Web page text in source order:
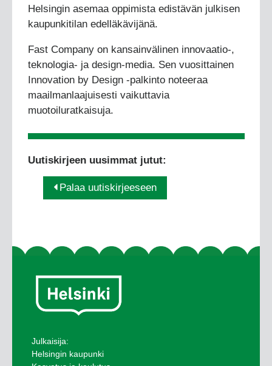
Helsingin asemaa oppimista edistävän julkisen
kaupunkitilan edelläkävijänä.
Fast Company on kansainvälinen innovaatio-,
teknologia- ja design-media. Sen vuosittainen
Innovation by Design -palkinto noteeraa
maailmanlaajuisesti vaikuttavia
muotoiluratkaisuja.
Uutiskirjeen uusimmat jutut:
Palaa uutiskirjeeseen
Julkaisija:
Helsingin kaupunki